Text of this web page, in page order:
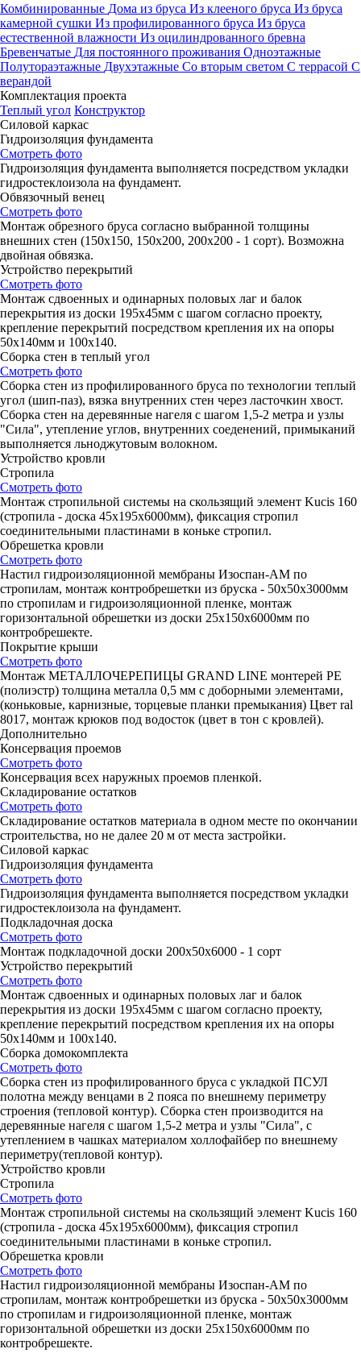
Комбинированные Дома из бруса Из клееного бруса Из бруса
камерной сушки Из профилированного бруса Из бруса
естественной влажности Из оцилиндрованного бревна
Бревенчатые Для постоянного проживания Одноэтажные
Полутораэтажные Двухэтажные Со вторым светом С террасой С
верандой
Комплектация проекта
Теплый угол Конструктор
Силовой каркас
Гидроизоляция фундамента
Смотреть фото
Гидроизоляция фундамента выполняется посредством укладки
гидростеклоизола на фундамент.
Обвязочный венец
Смотреть фото
Монтаж обрезного бруса согласно выбранной толщины
внешних стен (150х150, 150х200, 200х200 - 1 сорт). Возможна
двойная обвязка.
Устройство перекрытий
Смотреть фото
Монтаж сдвоенных и одинарных половых лаг и балок
перекрытия из доски 195х45мм с шагом согласно проекту,
крепление перекрытий посредством крепления их на опоры
50х140мм и 100х140.
Сборка стен в теплый угол
Смотреть фото
Сборка стен из профилированного бруса по технологии теплый
угол (шип-паз), вязка внутренних стен через ласточкин хвост.
Сборка стен на деревянные нагеля с шагом 1,5-2 метра и узлы
"Сила", утепление углов, внутренних соеденений, примыканий
выполняется льноджутовым волокном.
Устройство кровли
Стропила
Смотреть фото
Монтаж стропильной системы на скользящий элемент Kucis 160
(стропила - доска 45х195х6000мм), фиксация стропил
соединительными пластинами в коньке стропил.
Обрешетка кровли
Смотреть фото
Настил гидроизоляционной мембраны Изоспан-АМ по
стропилам, монтаж контробрешетки из бруска - 50х50х3000мм
по стропилам и гидроизоляционной пленке, монтаж
горизонтальной обрешетки из доски 25х150х6000мм по
контробрешекте.
Покрытие крыши
Смотреть фото
Монтаж МЕТАЛЛОЧЕРЕПИЦЫ GRAND LINE монтерей РЕ
(полиэстр) толщина металла 0,5 мм с доборными элементами,
(коньковые, карнизные, торцевые планки премыкания) Цвет ral
8017, монтаж крюков под водосток (цвет в тон с кровлей).
Дополнительно
Консервация проемов
Смотреть фото
Консервация всех наружных проемов пленкой.
Складирование остатков
Смотреть фото
Складирование остатков материала в одном месте по окончании
строительства, но не далее 20 м от места застройки.
Силовой каркас
Гидроизоляция фундамента
Смотреть фото
Гидроизоляция фундамента выполняется посредством укладки
гидростеклоизола на фундамент.
Подкладочная доска
Смотреть фото
Монтаж подкладочной доски 200х50х6000 - 1 сорт
Устройство перекрытий
Смотреть фото
Монтаж сдвоенных и одинарных половых лаг и балок
перекрытия из доски 195х45мм с шагом согласно проекту,
крепление перекрытий посредством крепления их на опоры
50х140мм и 100х140.
Сборка домокомплекта
Смотреть фото
Сборка стен из профилированного бруса с укладкой ПСУЛ
полотна между венцами в 2 пояса по внешнему периметру
строения (тепловой контур). Сборка стен производится на
деревянные нагеля с шагом 1,5-2 метра и узлы "Сила", с
утеплением в чашках материалом холлофайбер по внешнему
периметру(тепловой контур).
Устройство кровли
Стропила
Смотреть фото
Монтаж стропильной системы на скользящий элемент Kucis 160
(стропила - доска 45х195х6000мм), фиксация стропил
соединительными пластинами в коньке стропил.
Обрешетка кровли
Смотреть фото
Настил гидроизоляционной мембраны Изоспан-АМ по
стропилам, монтаж контробрешетки из бруска - 50х50х3000мм
по стропилам и гидроизоляционной пленке, монтаж
горизонтальной обрешетки из доски 25х150х6000мм по
контробрешекте.